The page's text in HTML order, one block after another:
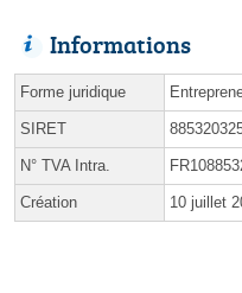
Informations
Forme juridique
SIRET
N° TVA Intra.
Création 10 juillet